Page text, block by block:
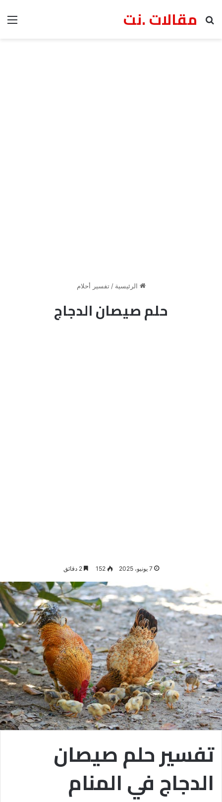
مقالات .نت
بحث عن
الرئيسية / تفسير أحلام
حلم صيصان الدجاج
7 يونيو، 2025 152 2 دقائق
تفسير حلم صيصان
الدجاج في المنام